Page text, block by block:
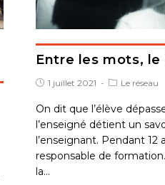
Entre les mots, le
1 juillet 2021 Le réseau
On dit que l’élève
l’enseigné détient un
l’enseignant. Pendant 12
responsable de formation.
la…